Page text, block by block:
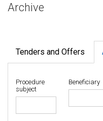
Archive
Tenders and Offers
Procedure
subject
Beneficiary